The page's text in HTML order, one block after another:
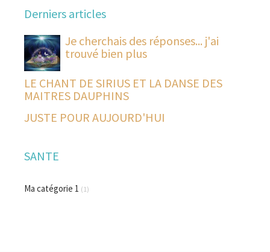
Derniers articles
Je cherchais des réponses... j'ai
trouvé bien plus
LE CHANT DE SIRIUS ET LA DANSE DES
MAITRES DAUPHINS
JUSTE POUR AUJOURD'HUI
SANTE
Ma catégorie 1 (1)